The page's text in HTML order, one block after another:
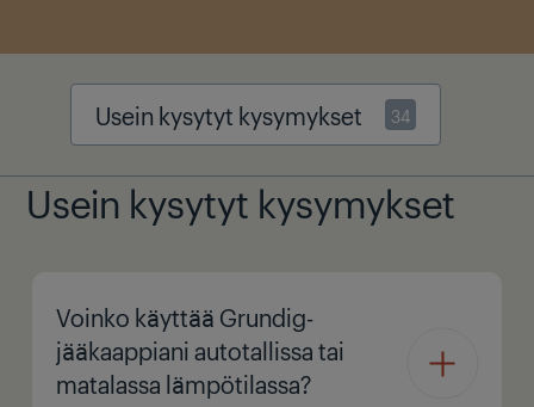
Usein kysytyt kysymykset 34
Usein kysytyt kysymykset
Voinko käyttää Grundig-
jääkaappiani autotallissa tai
matalassa lämpötilassa?